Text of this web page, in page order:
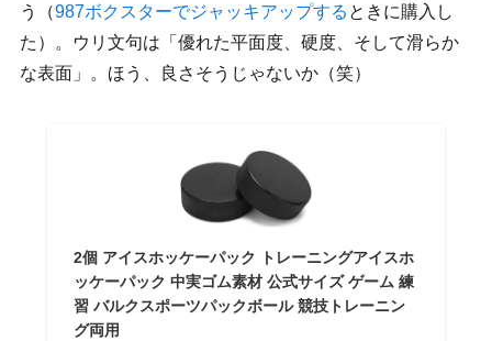
う（987ボクスターでジャッキアップする ときに購入し
た）。ウリ文句は「優れた平面度、硬度、そして滑らか
な表面」。ほう、良さそうじゃないか（笑）
2個 アイスホッケーパック トレーニングアイスホ
ッケーパック 中実ゴム素材 公式サイズ ゲーム 練
習 バルクスポーツパックボール 競技トレーニン
グ両用